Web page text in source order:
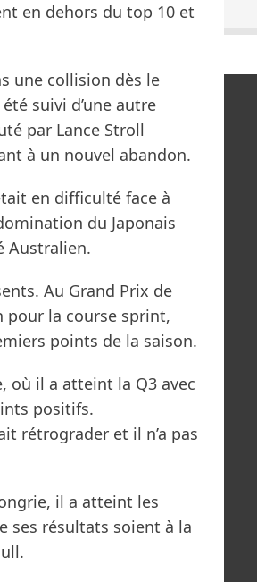
en dehors du top 10 et
une collision dès le
suivi d’une autre
par Lance Stroll
à un nouvel abandon.
en difficulté face à
du Japonais
Australien.
Au Grand Prix de
pour la course sprint,
points de la saison.
où il a atteint la Q3 avec
positifs.
rétrograder et il n’a pas
il a atteint les
ses résultats soient à la